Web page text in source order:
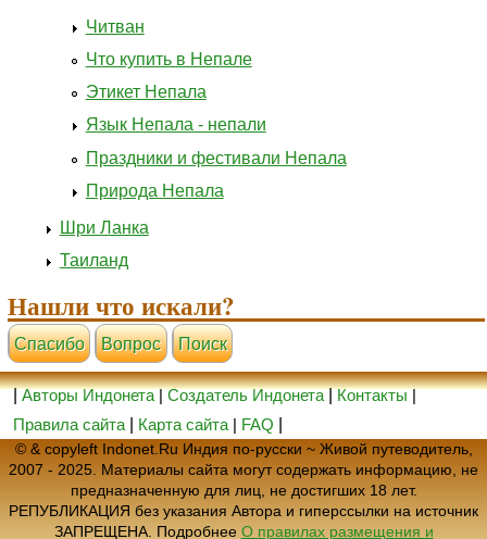
Читван
Что купить в Непале
Этикет Непала
Язык Непала - непали
Праздники и фестивали Непала
Природа Непала
Шри Ланка
Таиланд
Нашли что искали?
Cпасибо Вопрос Поиск
|Авторы Индонета|Создатель Индонета|Контакты|
Правила сайта
Карта сайта | FAQ
© & copyleft Indonet.Ru Индия по-русски ~ Живой путеводитель,
2007 - 2025. Материалы сайта могут содержать информацию, не
предназначенную для лиц, не достигших 18 лет.
РЕПУБЛИКАЦИЯ без указания Автора и гиперссылки на источник
ЗАПРЕЩЕНА. Подробнее О правилах размещения и